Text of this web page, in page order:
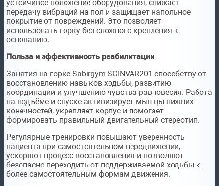
устойчивое положение оборудования, снижает
передачу вибраций на пол и защищает напольное
покрытие от повреждений. Это позволяет
использовать горку без сложного крепления к
основанию.
Польза и эффективность реабилитации
Занятия на горке Sabirgym SGINVAR201 способствуют
восстановлению навыков ходьбы, развитию
координации и улучшению чувства равновесия. Работа
на подъёме и спуске активизирует мышцы нижних
конечностей, укрепляет корпус и помогает
формировать правильный двигательный стереотип.
Регулярные тренировки повышают уверенность
пациента при самостоятельном передвижении,
ускоряют процесс восстановления и позволяют
безопасно переходить от поддерживаемой ходьбы к
более самостоятельным формам движения.